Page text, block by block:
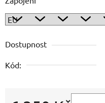
Dostupnost
Kód: